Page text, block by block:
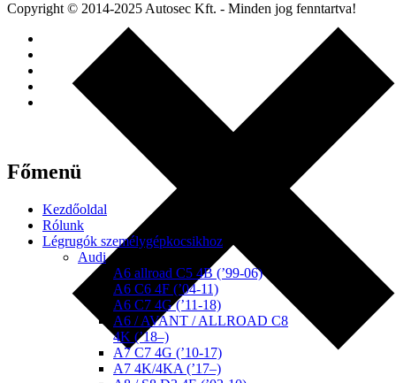
Copyright © 2014-2025 Autosec Kft. - Minden jog fenntartva!
Főmenü
Kezdőoldal
Rólunk
Légrugók személygépkocsikhoz
Audi
A6 allroad C5 4B (’99-06)
A6 C6 4F (’04-11)
A6 C7 4G (’11-18)
A6 / AVANT / ALLROAD C8
4K (’18–)
A7 C7 4G (’10-17)
A7 4K/4KA (’17–)